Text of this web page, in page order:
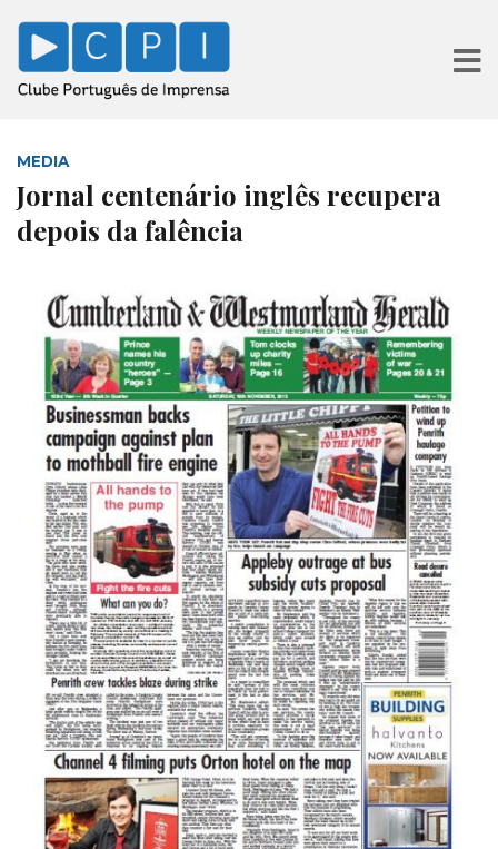
MEDIA
Jornal centenário inglês recupera
depois da falência